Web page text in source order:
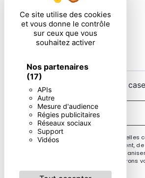
Ce site utilise des cookies
et vous donne le contrôle
sur ceux que vous
souhaitez activer
Nos partenaires
(17)
APIs
Autre
Mesure d'audience
Régies publicitaires
Réseaux sociaux
Support
Vidéos
En cochant cette
** Les données personnelles
rectification, d’effacement,
contrôle, ainsi que
demandé. Nous